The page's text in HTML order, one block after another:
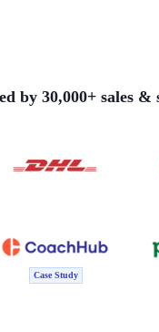
by 30,000+ sales
Case Study